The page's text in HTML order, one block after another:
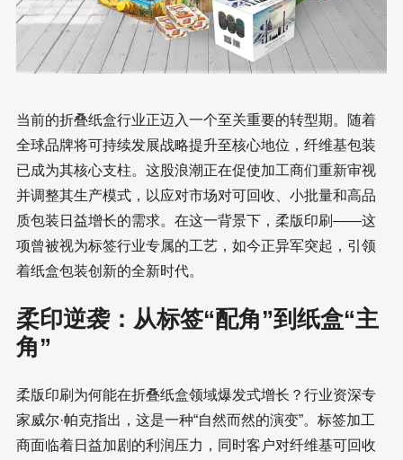
当前的折叠纸盒行业正迈入一个至关重要的转型期。随着
全球品牌将可持续发展战略提升至核心地位，纤维基包装
已成为其核心支柱。这股浪潮正在促使加工商们重新审视
并调整其生产模式，以应对市场对可回收、小批量和高品
质包装日益增长的需求。在这一背景下，柔版印刷——这
项曾被视为标签行业专属的工艺，如今正异军突起，引领
着纸盒包装创新的全新时代。
柔印逆袭：从标签“配角”到纸盒“主
角”
柔版印刷为何能在折叠纸盒领域爆发式增长？行业资深专
家威尔·帕克指出，这是一种“自然而然的演变”。标签加工
商面临着日益加剧的利润压力，同时客户对纤维基可回收